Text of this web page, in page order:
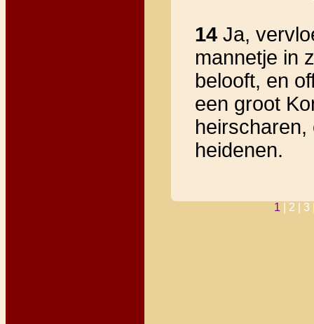
14 Ja,
mannetje in
belooft, en
een groot
heidenen.
1 2 | 3